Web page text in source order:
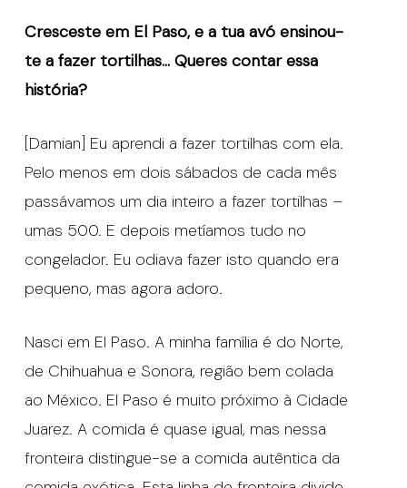
Cresceste em El Paso, e a tua avó ensinou-
te a fazer tortilhas… Queres contar essa
história?
[Damian] Eu aprendi a fazer tortilhas com ela.
Pelo menos em dois sábados de cada mês
passávamos um dia inteiro a fazer tortilhas –
umas 500. E depois metíamos tudo no
congelador. Eu odiava fazer isto quando era
pequeno, mas agora adoro.
Nasci em El Paso. A minha família é do Norte,
de Chihuahua e Sonora, região bem colada
ao México. El Paso é muito próximo à Cidade
Juarez. A comida é quase igual, mas nessa
fronteira distingue-se a comida autêntica da